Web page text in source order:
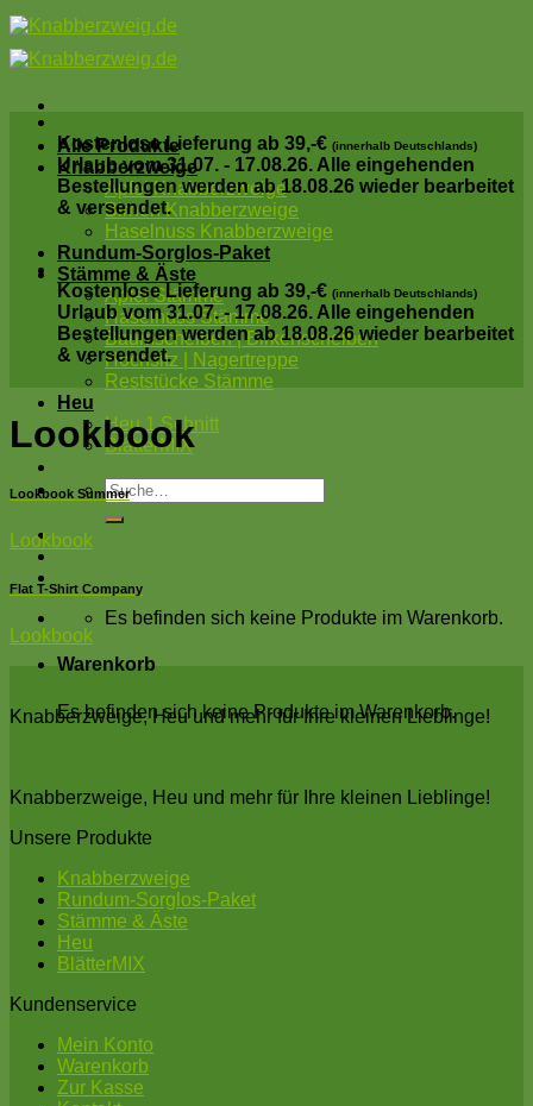
Skip
to
content
Alle Produkte
Knabberzweige
Apfel Knabberzweige
Birnen Knabberzweige
Haselnuss Knabberzweige
Rundum-Sorglos-Paket
Stämme & Äste
Apfel Stämme
Haselnuss Stämme
Baumscheiben | Birkenscheiben
Hochsitz | Nagertreppe
Reststücke Stämme
Heu
Heu 1.Schnitt
BlätterMIX
Suche
nach:
Es befinden sich keine Produkte im Warenkorb.
Warenkorb
Es befinden sich keine Produkte im Warenkorb.
Kostenlose Lieferung ab 39,-€ (innerhalb Deutschlands)
Urlaub vom 31.07. - 17.08.26. Alle eingehenden
Bestellungen werden ab 18.08.26 wieder bearbeitet
& versendet.
Kostenlose Lieferung ab 39,-€ (innerhalb Deutschlands)
Urlaub vom 31.07. - 17.08.26. Alle eingehenden
Bestellungen werden ab 18.08.26 wieder bearbeitet
& versendet.
Lookbook
Lookbook Summer
Lookbook
Flat T-Shirt Company
Lookbook
Knabberzweige, Heu und mehr für Ihre kleinen Lieblinge!
Knabberzweige, Heu und mehr für Ihre kleinen Lieblinge!
Unsere Produkte
Knabberzweige
Rundum-Sorglos-Paket
Stämme & Äste
Heu
BlätterMIX
Kundenservice
Mein Konto
Warenkorb
Zur Kasse